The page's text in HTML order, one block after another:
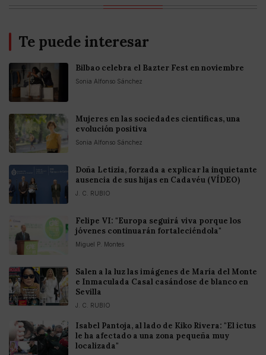
Te puede interesar
Bilbao celebra el Bazter Fest en noviembre
Sonia Alfonso Sánchez
Mujeres en las sociedades científicas, una
evolución positiva
Sonia Alfonso Sánchez
Doña Letizia, forzada a explicar la inquietante
ausencia de sus hijas en Cadavéu (VÍDEO)
J. C. RUBIO
Felipe VI: "Europa seguirá viva porque los
jóvenes continuarán fortaleciéndola"
Miguel P. Montes
Salen a la luz las imágenes de María del Monte
e Inmaculada Casal casándose de blanco en
Sevilla
J. C. RUBIO
Isabel Pantoja, al lado de Kiko Rivera: "El ictus
le ha afectado a una zona pequeña muy
localizada"